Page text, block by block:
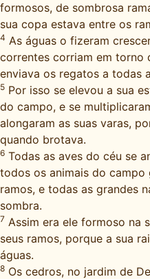
formosos, de sombrosa
sua copa estava entre os
4 As águas o fizeram
correntes corriam em torno
enviava os regatos a todas
5 Por isso se elevou a sua
do campo, e se
alongaram as suas varas,
quando brotava.
6 Todas as aves do céu se
todos os animais do campo
ramos, e todas as grandes
sombra.
7 Assim era ele formoso na
seus ramos, porque a sua
águas.
8 Os cedros, no jardim de